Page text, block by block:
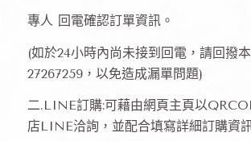
專人 回電確認訂單資訊。
(如於24小時內尚未接到回電，請回撥
27267259，以免造成漏單問題)
二.LINE訂購:可藉由網頁主頁以
店LINE洽詢，並配合填寫詳細訂購資